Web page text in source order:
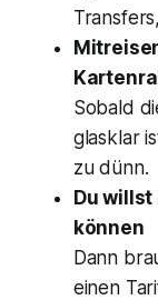
Sobald
glasklar
zu dünn.
Du
können
Dann
einen